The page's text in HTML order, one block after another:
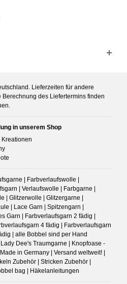
Lieferzeiten für andere
Berechnung des Liefertermins finden
in unserem Shop
| Farbverlaufswolle |
| Verlaufswolle | Farbgarne |
| Glitzerwolle | Glitzergarne |
| Lace Garn | Spitzengarn |
Garn | Farbverlaufsgarn 2 fädig |
4 fädig | Farbverlaufsgarn
| alle Bobbel sind per Hand
Dee's Traumgarne | Knopfoase -
in Germany | Versand weltweit! |
Zubehör | Stricken Zubehör |
bag | Häkelanleitungen